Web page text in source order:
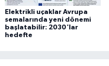
Elektrikli uçaklar Avrupa
semalarında yeni dönemi
başlatabilir: 2030'lar
hedefte